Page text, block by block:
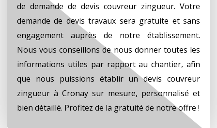
de demande de devis couvreur zingueur. Votre
demande de devis travaux sera gratuite et sans
engagement auprès de notre établissement.
Nous vous conseillons de nous donner toutes les
informations utiles par rapport au chantier, afin
que nous puissions établir un devis couvreur
zingueur à Cronay sur mesure, personnalisé et
bien détaillé. Profitez de la gratuité de notre offre !